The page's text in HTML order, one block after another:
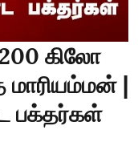
கிலோ
|
பக்தர்கள்